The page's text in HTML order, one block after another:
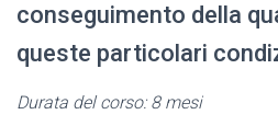
conseguimento della
queste particolari
Durata del corso: 8 mesi